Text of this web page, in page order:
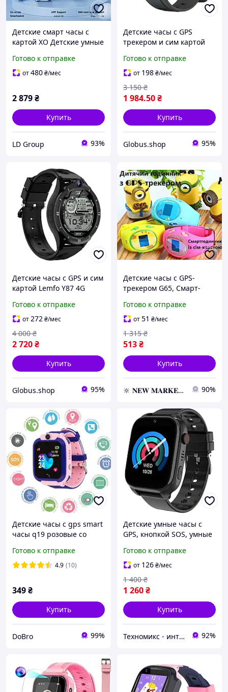
Детские смарт часы с
картой XO Детские умные
камерой Детские smart
часы
Готово к отправке
от480₴/мес
2 879₴
Купить
LD Group 93%
Детские часы с GPS
трекером и сим картой
для детей с видеозвонком
и кнопкой SOS Черный
Готово к отправке
от 198₴/мес
1 984.50₴
3 150 ₴
Купить
Globus.shop 95%
Детские часы с GPS и сим
картой Lemfo Y87 4G
смарт часы для детей с
прослушкой Черный
Готово к отправке
от272₴/мес
2 720₴
4 000 ₴
Купить
Globus.shop 95%
Детские часы с GPS-
трекером G65, Смарт-
детские
Готово к отправке
от51 ₴/мес
513₴
1 315 ₴
Купить
🔆 𝐍𝐄𝐖 𝐌𝐀𝐑𝐊𝐄𝐓 🔆 – Продукция премиум-класса от официального представителя! 90%
Детские часы с gps smart
часы q19 розовые со
Смарт часы для андроид
Водонепроницаемые
Готово к отправке
4.9 (10)
349₴
Купить
DoBro 99%
Детские умные часы с
GPS, кнопкой SOS, умные
BLACK-2
Готово к отправке
от 126₴/мес
1 260₴
1 400 ₴
Купить
Техномикс - интернет - магазин качественной техники, электроники и других товаров для дома и работы 92%